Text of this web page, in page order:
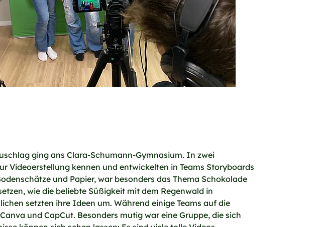
ging ans Clara-Schumann-Gymnasium. In zwei
Videoerstellung kennen und entwickelten in Teams Storyboards
und Papier, war besonders das Thema Schokolade
wie die beliebte Süßigkeit mit dem Regenwald in
setzten ihre Ideen um. Während einige Teams auf die
und CapCut. Besonders mutig war eine Gruppe, die sich